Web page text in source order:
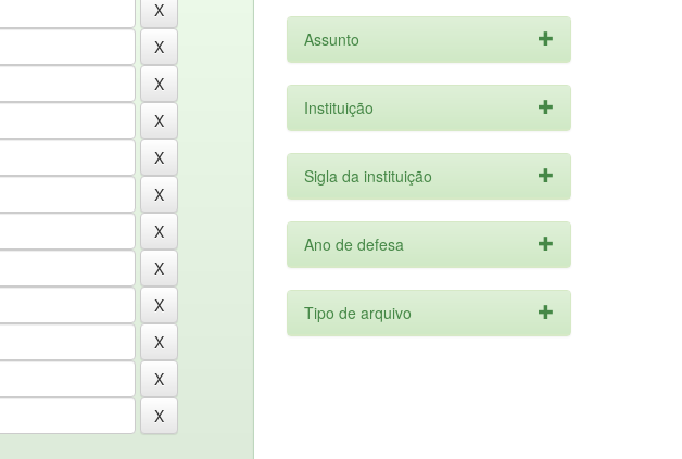
Assunto
Instituição
Sigla da instituição
Ano de defesa
Tipo de arquivo